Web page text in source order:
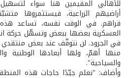
للأهالي المقيمين هنا سواء
أراضيهم الزراعية، فيستثمروها
قراهم. في الوقت نفسه، تساعد هذه
العسكرية بعضها ببعض وتسهّل حركة
في الجرود. لن نتوقّف عند بعض منتقدي
منها أهمّ، ولها أبعادها الوطنية
والسياحية".
وأضاف: "نعلم جيّدًا حاجات هذه